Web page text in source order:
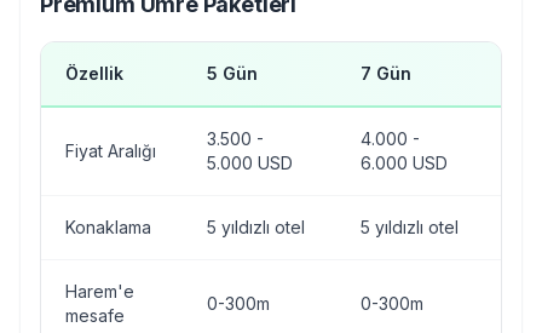
Özellik 5 Gün 7 Gün
Fiyat Aralığı
3.500 -
5.000 USD
4.000 -
6.000 USD
Konaklama 5 yıldızlı otel 5 yıldızlı otel
Harem'e
mesafe
0-300m 0-300m